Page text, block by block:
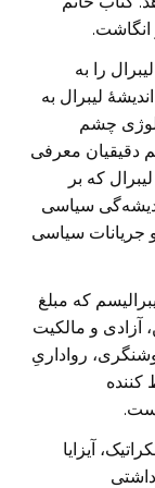
انگاشت.
را به
لیبرال به
چشم
دقیقیان معرفی
که بر
سیاسی
جریانات سیاسی
که مبلغ
آزادی و مالکیت
رواداریِ
کننده
آیزایا